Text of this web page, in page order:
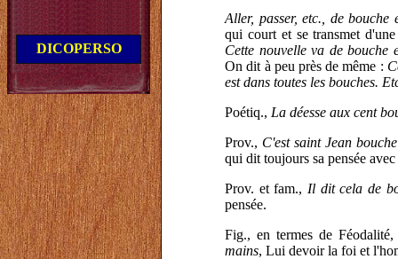
DICOPERSO
Aller, passer, etc., de bouche
qui court et se transmet
Cette nouvelle va de bouche
On dit à peu près de même :
est dans toutes les bouches.
Poétiq., La déesse aux cent
Prov., C'est saint Jean
qui dit toujours sa pensée
Prov. et fam., Il dit cela de
pensée.
Fig., en termes de
mains, Lui devoir la foi et